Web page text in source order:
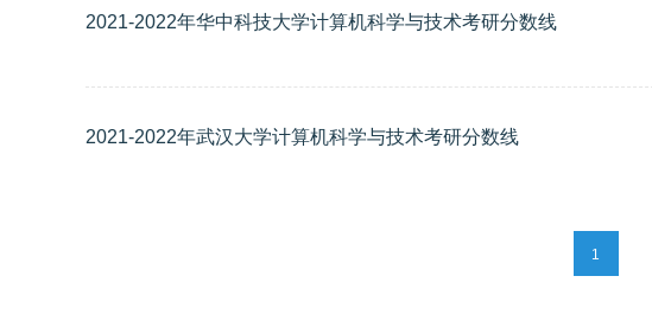
2021-2022年华中科技大学计算机科学与技术考研分数线
2021-2022年武汉大学计算机科学与技术考研分数线
1